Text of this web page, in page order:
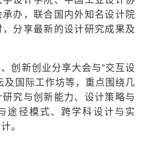
办，联合国内外知名设计院
分享最新的设计研究成果及
创新创业分享大会与“交互设
及国际工作坊等，重点围绕几
究与创新能力、设计策略与
途径模式、跨学科设计与实
。